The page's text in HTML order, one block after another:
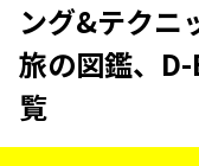
ング&テクニ
旅の図鑑、
覧